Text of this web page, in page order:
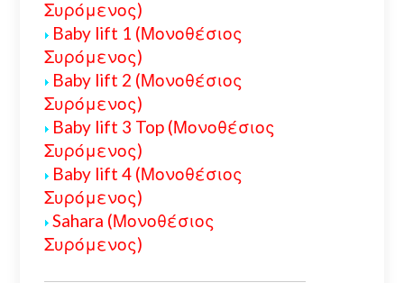
Συρόμενος)
Baby lift 1 (Μονοθέσιος
Συρόμενος)
Baby lift 2 (Μονοθέσιος
Συρόμενος)
Baby lift 3 Top (Μονοθέσιος
Συρόμενος)
Baby lift 4 (Μονοθέσιος
Συρόμενος)
Sahara (Μονοθέσιος
Συρόμενος)